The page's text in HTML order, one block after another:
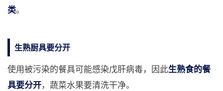
类。
生熟厨具要分开
使用被污染的餐具可能感染戊肝病毒，因此生熟食的餐
具要分开，蔬菜水果要清洗干净。